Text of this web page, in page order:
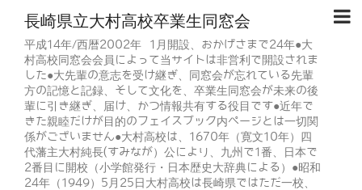
長崎県立大村高校卒業生同窓会
平成14年/西暦2002年 1月開設、おかげさまで24年●大
村高校同窓会会員によって当サイトは非営利で開設されま
した●大先輩の意志を受け継ぎ、同窓会が忘れている先輩
方の記憶と記録、そして文化を、卒業生同窓会が未来の後
輩に引き継ぎ、届け、かつ情報共有する役目です●近年で
きた親睦だけが目的のフェイスブック内ページとは一切関
係がございません●大村高校は、1670年（寛文10年）四
代藩主大村純長(すみなが）公により、九州で1番、日本で
2番目に開校（小学館発行・日本歴史大辞典による）●昭和
24年（1949）5月25日大村高校は長崎県ではただ一校、